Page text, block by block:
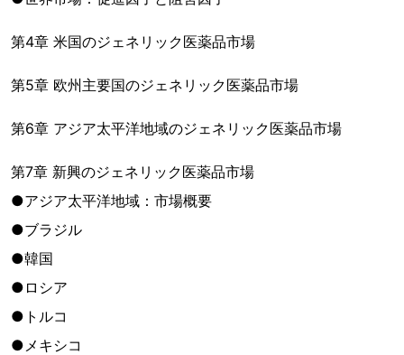
第4章 米国のジェネリック医薬品市場
第5章 欧州主要国のジェネリック医薬品市場
第6章 アジア太平洋地域のジェネリック医薬品市場
第7章 新興のジェネリック医薬品市場
●アジア太平洋地域：市場概要
●ブラジル
●韓国
●ロシア
●トルコ
●メキシコ